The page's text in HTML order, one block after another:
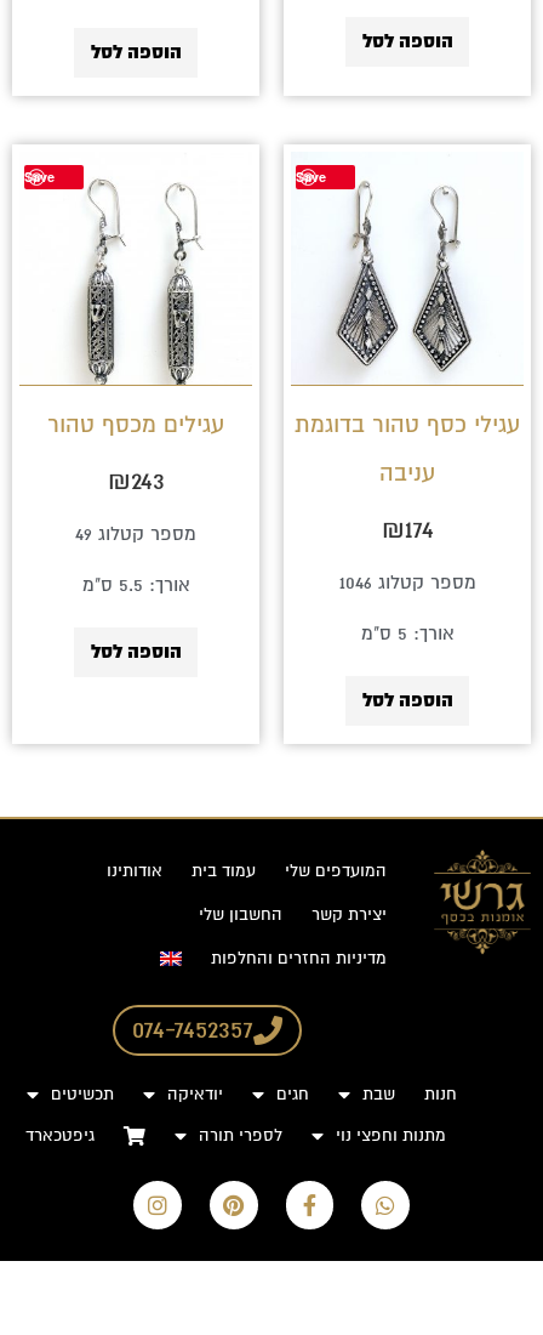
הוספה לסל הוספה לסל
Save
עגילי כסף טהור בדוגמת
עניבה
₪174
מספר קטלוג 1046
אורך: 5 ס"מ
הוספה לסל
Save
עגילים מכסף טהור
₪243
מספר קטלוג 49
אורך: 5.5 ס"מ
הוספה לסל
המועדפים שלי עמוד בית אודותינו
יצירת קשר החשבון שלי
מדיניות החזרים והחלפות
074-7452357
חנות שבת חגים יודאיקה
תכשיטים
מתנות וחפצי נוי
לספרי תורה גיפטכארד
W
h
a
t
F
a
c
e
P
i
n
t
I
n
s
t